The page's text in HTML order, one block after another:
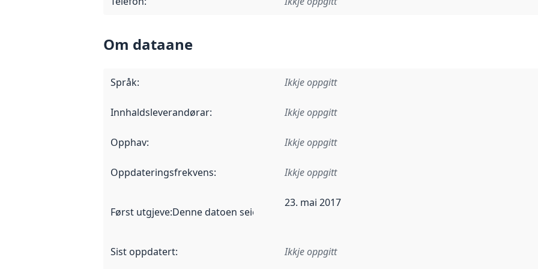
Om dataane
Språk: Ikkje oppgitt
Innhaldsleverandørar: Ikkje oppgitt
Opphav: Ikkje oppgitt
Oppdateringsfrekvens: Ikkje oppgitt
Først utgjeve:Denne datoen seier når dataa i dette datasettet først blei utgitt. Det kan ha
23. mai 2017
Sist oppdatert: Ikkje oppgitt